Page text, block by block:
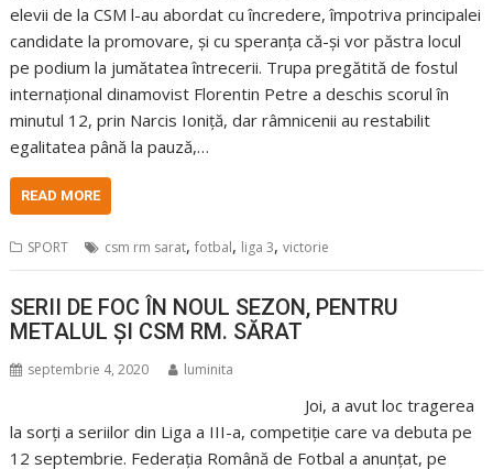
elevii de la CSM l-au abordat cu încredere, împotriva principalei
candidate la promovare, și cu speranța că-și vor păstra locul
pe podium la jumătatea întrecerii. Trupa pregătită de fostul
internațional dinamovist Florentin Petre a deschis scorul în
minutul 12, prin Narcis Ioniță, dar râmnicenii au restabilit
egalitatea până la pauză,…
READ MORE
SPORT csm rm sarat,fotbal, liga 3,victorie
SERII DE FOC ÎN NOUL SEZON, PENTRU
METALUL ȘI CSM RM. SĂRAT
septembrie 4, 2020 luminita
Joi, a avut loc tragerea
la sorți a seriilor din Liga a III-a, competiție care va debuta pe
12 septembrie. Federația Română de Fotbal a anunțat, pe